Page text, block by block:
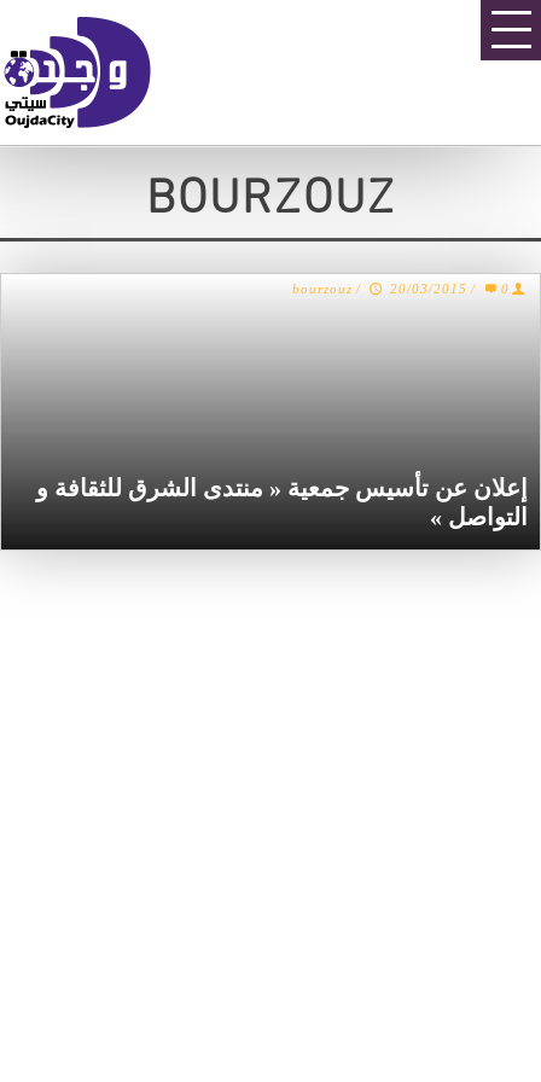
BOURZOUZ
إعلان عن تأسيس جمعية « منتدى الشرق للثقافة و
التواصل »
bourzouz / 20/03/2015 / 0